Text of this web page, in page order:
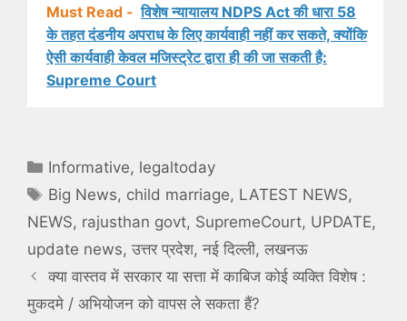
Must Read - विशेष न्यायालय NDPS Act की धारा 58
के तहत दंडनीय अपराध के लिए कार्यवाही नहीं कर सकते, क्योंकि
ऐसी कार्यवाही केवल मजिस्ट्रेट द्वारा ही की जा सकती है:
Supreme Court
Categories
Informative, legaltoday
Tags
Big News, child marriage, LATEST NEWS,
NEWS, rajusthan govt, SupremeCourt, UPDATE,
update news, उत्तर प्रदेश, नई दिल्ली, लखनऊ
क्या वास्तव में सरकार या सत्ता में काबिज कोई व्यक्ति विशेष :
मुकदमे / अभियोजन को वापस ले सकता हैं?